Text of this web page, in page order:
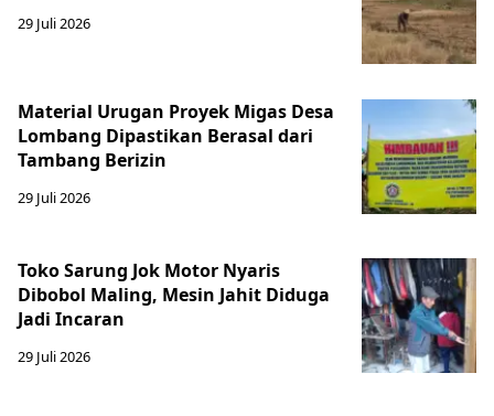
29 Juli 2026
Material Urugan Proyek Migas Desa
Lombang Dipastikan Berasal dari
Tambang Berizin
29 Juli 2026
Toko Sarung Jok Motor Nyaris
Dibobol Maling, Mesin Jahit Diduga
Jadi Incaran
29 Juli 2026